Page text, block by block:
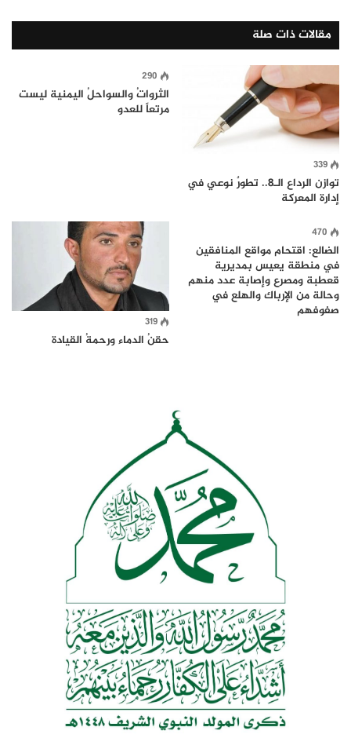
مقالات ذات صلة
339
توازن الرداع الـ8.. تطورٌ نوعي في
إدارة المعركة
290
الثرواتُ والسواحلُ اليمنية ليست
مرتعاً للعدو
470
الضالع: اقتحام مواقع المنافقين
في منطقة يعيس بمديرية
قعطبة ومصرع وإصابة عدد منهم
وحالة من الإرباك والهلع في
صفوفهم
319
حقنُ الدماء ورحمةُ القيادة